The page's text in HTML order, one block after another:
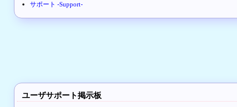
サポート -Support-
ユーザサポート掲示板